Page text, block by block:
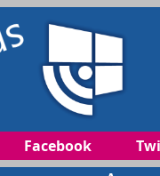
Facebook